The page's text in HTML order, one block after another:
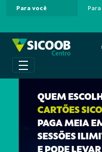
Pular para o Conteúdo
Para você
A